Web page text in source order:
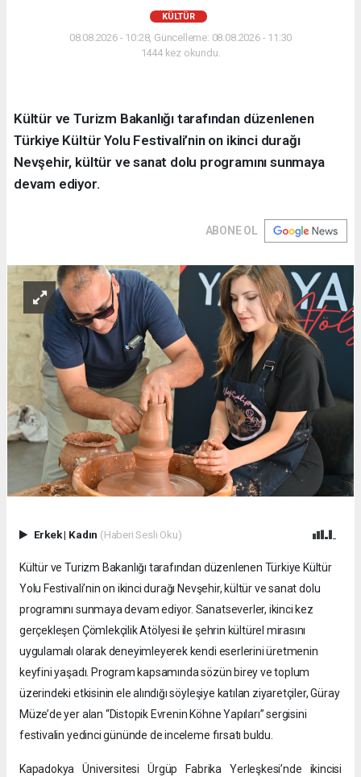
KÜLTÜR
08.08.2026 - 10:28, Güncelleme: 08.08.2026 - 11:30
1444 kez okundu.
Kültür ve Turizm Bakanlığı tarafından düzenlenen
Türkiye Kültür Yolu Festivali’nin on ikinci durağı
Nevşehir, kültür ve sanat dolu programını sunmaya
devam ediyor.
ABONE OL
Erkek| Kadın (Haberi Sesli Oku)
Kültür ve Turizm Bakanlığı tarafından düzenlenen Türkiye Kültür
Yolu Festivali’nin on ikinci durağı Nevşehir, kültür ve sanat dolu
programını sunmaya devam ediyor. Sanatseverler, ikinci kez
gerçekleşen Çömlekçilik Atölyesi ile şehrin kültürel mirasını
uygulamalı olarak deneyimleyerek kendi eserlerini üretmenin
keyfini yaşadı. Program kapsamında sözün birey ve toplum
üzerindeki etkisinin ele alındığı söyleşiye katılan ziyaretçiler, Güray
Müze’de yer alan “Distopik Evrenin Köhne Yapıları” sergisini
festivalin yedinci gününde de inceleme fırsatı buldu.
Kapadokya Üniversitesi Ürgüp Fabrika Yerleşkesi’nde ikincisi